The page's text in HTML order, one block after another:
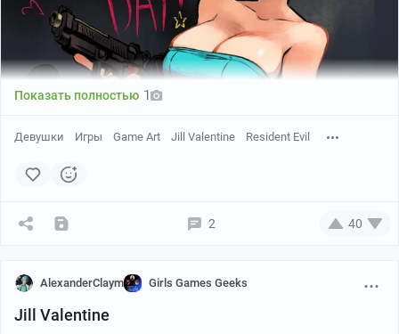
Показать полностью 1
Девушки Игры Game Art Jill Valentine Resident Evil
2 40
AlexanderClaym Girls Games Geeks
Jill Valentine